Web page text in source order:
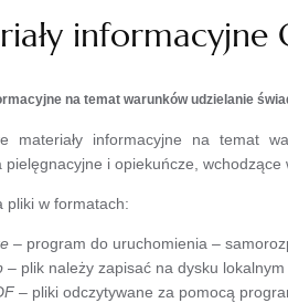
informacyjne
na temat warunków udzielanie
materiały informacyjne na temat
pielęgnacyjne i opiekuńcze, wchodzące
pliki w formatach:
– program do uruchomienia –
– plik należy zapisać na dysku lokalnym
– pliki odczytywane za pomocą